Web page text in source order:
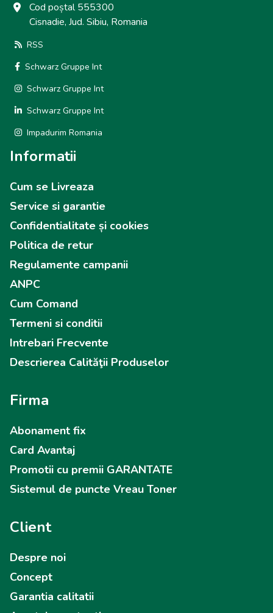
Cod poștal 555300
Cisnadie, Jud. Sibiu, Romania
RSS
Schwarz Gruppe Int
Schwarz Gruppe Int
Schwarz Gruppe Int
Impadurim Romania
Informatii
Cum se Livreaza
Service si garantie
Confidentialitate și cookies
Politica de retur
Regulamente campanii
ANPC
Cum Comand
Termeni si conditii
Intrebari Frecvente
Descrierea Calităţii Produselor
Firma
Abonament fix
Card Avantaj
Promotii cu premii GARANTATE
Sistemul de puncte Vreau Toner
Client
Despre noi
Concept
Garantia calitatii